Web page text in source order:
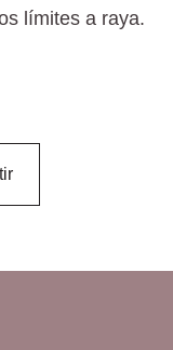
límites a raya.